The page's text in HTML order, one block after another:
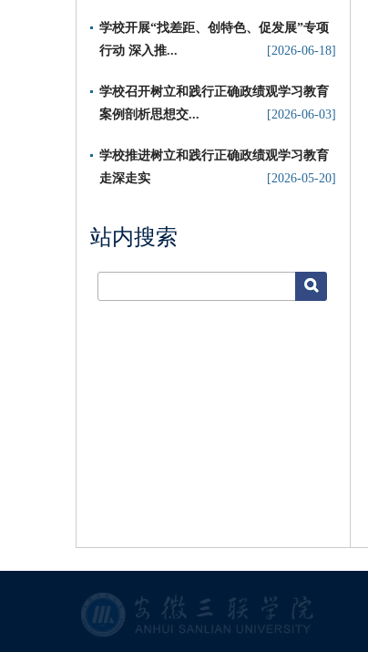
​学校开展“找差距、创特色、促发展”专项
行动 深入推...
[2026-06-18]
学校召开树立和践行正确政绩观学习教育
案例剖析思想交...
[2026-06-03]
学校推进树立和践行正确政绩观学习教育
走深走实
[2026-05-20]
站内搜索